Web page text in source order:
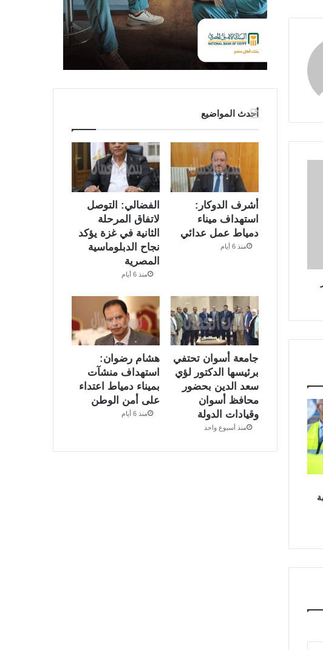
أحدث المواضيع
الفضالي: التوصل
لاتفاق المرحلة
الثانية في غزة يؤكد
نجاح الدبلوماسية
المصرية
منذ 6 أيام
أشرف الدوكار:
استهداف ميناء
دمياط عمل عدائي
منذ 6 أيام
هشام رضوان:
استهداف منشآت
بميناء دمياط اعتداء
على أمن الوطن
منذ 6 أيام
جامعة أسوان تحتفي
برئيسها الدكتور لؤي
سعد الدين بحضور
محافظ أسوان
وقيادات الدولة
منذ أسبوع واحد